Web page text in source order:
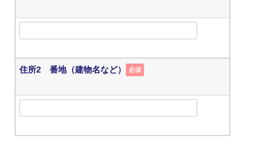
住所2 番地（建物名など） 必須